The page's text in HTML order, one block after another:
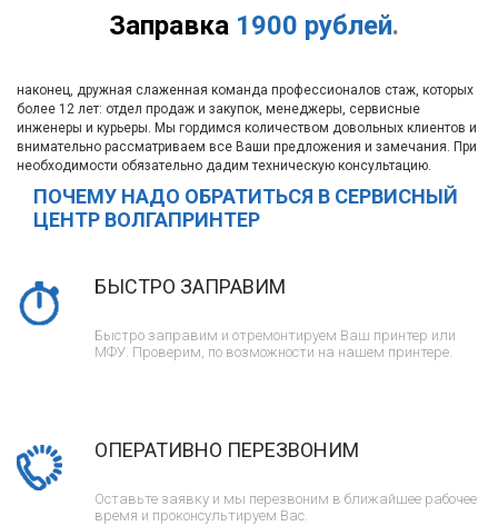
Заправка 1900 рублей.
наконец, дружная слаженная команда профессионалов стаж, которых
более 12 лет: отдел продаж и закупок, менеджеры, сервисные
инженеры и курьеры. Мы гордимся количеством довольных клиентов и
внимательно рассматриваем все Ваши предложения и замечания. При
необходимости обязательно дадим техническую консультацию.
ПОЧЕМУ НАДО ОБРАТИТЬСЯ В СЕРВИСНЫЙ
ЦЕНТР ВОЛГАПРИНТЕР
БЫСТРО ЗАПРАВИМ
Быстро заправим и отремонтируем Ваш принтер или
МФУ. Проверим, по возможности на нашем принтере.
ОПЕРАТИВНО ПЕРЕЗВОНИМ
Оставьте заявку и мы перезвоним в ближайшее рабочее
время и проконсультируем Вас.